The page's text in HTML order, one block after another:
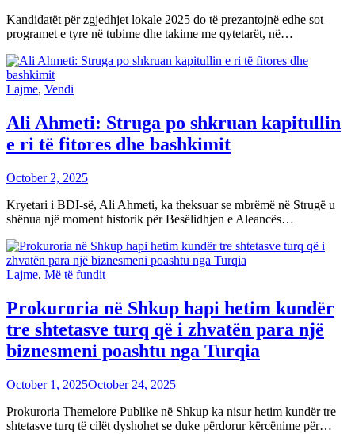
Kandidatët për zgjedhjet lokale 2025 do të prezantojnë edhe sot
programet e tyre në tubime dhe takime me qytetarët, në…
Lajme, Vendi
Ali Ahmeti: Struga po shkruan kapitullin
e ri të fitores dhe bashkimit
October 2, 2025
Kryetari i BDI-së, Ali Ahmeti, ka theksuar se mbrëmë në Strugë u
shënua një moment historik për Besëlidhjen e Aleancës…
Lajme, Më të fundit
Prokuroria në Shkup hapi hetim kundër
tre shtetasve turq që i zhvatën para një
biznesmeni poashtu nga Turqia
October 1, 2025October 24, 2025
Prokuroria Themelore Publike në Shkup ka nisur hetim kundër tre
shtetasve turq të cilët dyshohet se duke përdorur kërcënime për…